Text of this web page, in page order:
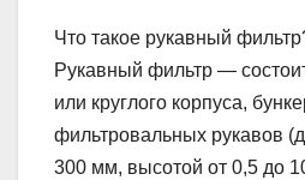
Что такое рукавный
Рукавный фильтр —
или круглого корпуса,
фильтровальных рукавов
300 мм, высотой от 0,5 до